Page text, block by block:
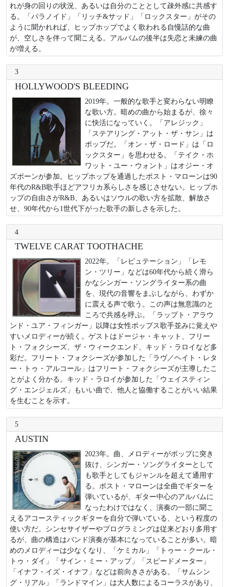
れが身の回りの状況、あるいは自分のこととして疎外感に共感す
る。「パラノイド」「リッチ&サッド」「ロックスター」がその
ように聞かれれば、ヒップホップでよく歌われる自慢話的な曲
が、空しさを伴って聞こえる。アルバムの後半は失恋と未練の曲
が増える。
3
HOLLYWOOD'S BLEEDING
2019年。一般的な歌手と変わらない明瞭
な歌い方。暗めの曲から始まるが、徐々
に快活になっていく。「アレジック」
「ステアリング・アット・ザ・サン」は
ポップだ。「オン・ザ・ロード」は「ロ
ックスター」を思わせる。「テイク・ホ
ワット・ユー・ウォント」はオジー・オ
ズボーンが参加。ヒップホップを通過したポスト・マローンは90
年代のR&B歌手ほどアフリカ系らしさを感じさせない。ヒップホ
ップの自由さがR&B、あるいはソウルの歌い方を拡散、解放さ
せ、90年代から1世代下がった歌手の新しさを示した。
4
TWELVE CARAT TOOTHACHE
2022年。「レピュテーション」「レモ
ン・ツリー」などは60年代から続く滑ら
かなシンガー・ソングライター系の曲
を、現代の音響をまぶしながら、わずか
に震える声で歌う。この声は無意識のと
ころで共感を呼ぶ。「ラップト・アラウ
ンド・ユア・フィンガー」以降は女性ポップス歌手並みに覚えや
すいメロディーが続く。ゲストはドージャ・キャット、フリー
ト・フォクシーズ、ザ・ウィークエンド、キッド・ラロイなど多
彩だ。フリート・フォクシーズが参加した「ラヴ／ヘイト・レタ
ー・トゥ・アルコール」はフリート・フォクシーズが主導したこ
とがよく分かる。キッド・ラロイが参加した「ウェイスティン
グ・エンジェルズ」もいい曲で、他人と協働することがいい結果
を生むことを示す。
5
AUSTIN
2023年。曲、メロディーがポップに突き
抜け、シンガー・ソングライターとして
も歌手としてもジャンルを超えて通用す
る。ポスト・マローンは全曲でギターを
弾いているが、ギター中心のアルバムに
なったわけではなく、演奏の一部に聞こ
えるアコースティックギターを自分で弾いている、という程度の
使い方だ。シンセサイザーやプログラミングは従来どおり多用す
るが、曲の構造はバンド演奏が基本になっていることが多い。暗
めのメロディーは少なくなり、「ケミカル」「トゥー・クール・
トゥ・ダイ」「サイン・ミー・アップ」「スピードメーター」
「イナフ・イズ・イナフ」などは前向きさがある。「サムシン
グ・リアル」「ランドマイン」は大人数によるコーラスがあり、